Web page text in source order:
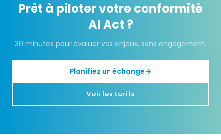
Prêt à piloter votre conformité
AI Act ?
30 minutes pour évaluer vos enjeux, sans engagement.
Planifiez un échange
Voir les tarifs